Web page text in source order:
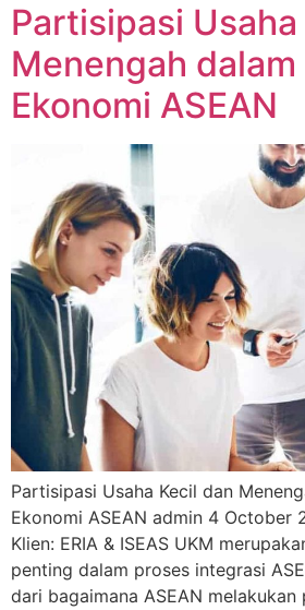
Partisipasi
Menengah
Ekonomi ASEAN
Partisipasi Usaha Kecil dan
Ekonomi ASEAN admin 4 October
Klien: ERIA & ISEAS UKM
penting dalam proses integrasi
dari bagaimana ASEAN melakukan